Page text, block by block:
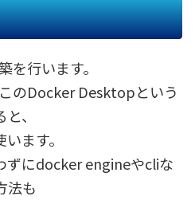
行います。
のDocker Desktopという
、
ます。
にdocker engineやcliな
法も